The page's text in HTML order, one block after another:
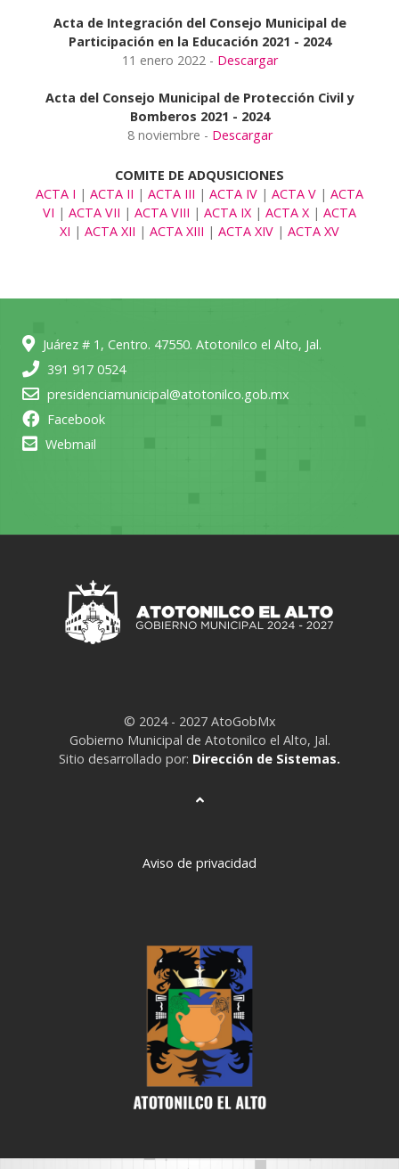
Acta de Integración del Consejo Municipal de
Participación en la Educación 2021 - 2024
11 enero 2022 - Descargar
Acta del Consejo Municipal de Protección Civil y
Bomberos 2021 - 2024
8 noviembre - Descargar
COMITE DE ADQUSICIONES
ACTA I | ACTA II | ACTA III | ACTA IV | ACTA V | ACTA
VI | ACTA VII | ACTA VIII | ACTA IX | ACTA X | ACTA
XI | ACTA XII | ACTA XIII | ACTA XIV | ACTA XV
Juárez # 1, Centro. 47550. Atotonilco el Alto, Jal.
391 917 0524
presidenciamunicipal@atotonilco.gob.mx
Facebook
Webmail
© 2024 - 2027 AtoGobMx
Gobierno Municipal de Atotonilco el Alto, Jal.
Sitio desarrollado por: Dirección de Sistemas.
Aviso de privacidad